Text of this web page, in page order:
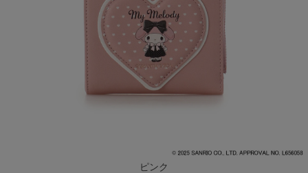
ピンク